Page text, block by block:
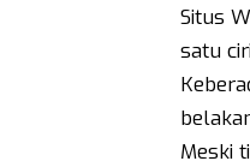
Situs
satu
Meski